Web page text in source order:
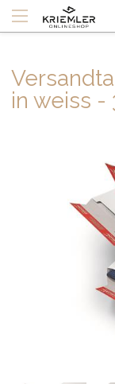
in weiss -